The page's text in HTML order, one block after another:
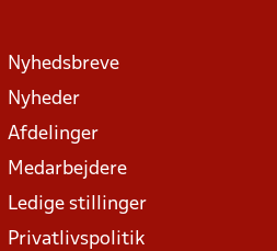
Nyhedsbreve
Nyheder
Afdelinger
Medarbejdere
Ledige stillinger
Privatlivspolitik